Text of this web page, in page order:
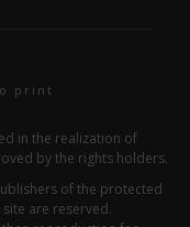
print
in the realization of
by the rights holders.
of the protected
are reserved.